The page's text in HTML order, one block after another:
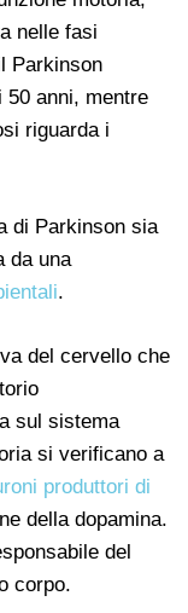
nelle fasi
Parkinson
50 anni, mentre
riguarda i
di Parkinson sia
da una
.
del cervello che
sul sistema
si verificano a
produttori di
della dopamina.
del
corpo.